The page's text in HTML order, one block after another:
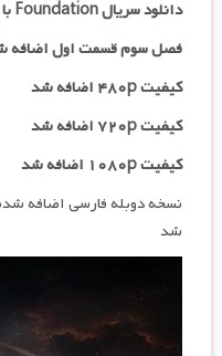
دانلود سریال Foundation با لینک مستقیم
فصل سوم قسمت اول اضافه
کیفیت ۴۸۰p اضافه شد
کیفیت ۷۲۰p اضافه شد
کیفیت ۱۰۸۰p اضافه شد
نسخه دوبله فارسی اضافه
شد